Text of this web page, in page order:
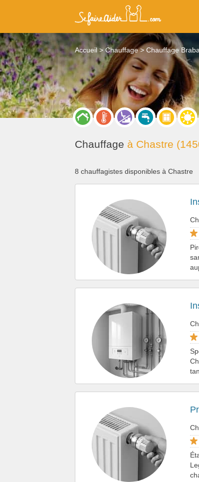
Accueil Chauffage Chauffage
Chauffage à Chastre
8 chauffagistes disponibles à Chastre